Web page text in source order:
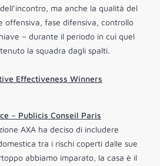
ma anche la qualità del
offensiva, fase difensiva, controllo
– durante il periodo in cui quel
la squadra dagli spalti.
Effectiveness Winners
– Publicis Conseil Paris
AXA ha deciso di includere
tra i rischi coperti dalle sue
abbiamo imparato, la casa è il